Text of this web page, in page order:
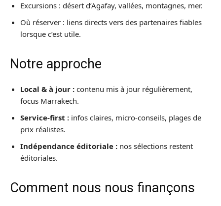
Conseils Pratiques
Bons Plans
Excursions : désert d’Agafay, vallées, montagnes, mer.
Où réserver : liens directs vers des partenaires fiables
lorsque c’est utile.
Notre approche
Local & à jour : contenu mis à jour régulièrement,
focus Marrakech.
Service-first : infos claires, micro-conseils, plages de
prix réalistes.
Indépendance éditoriale : nos sélections restent
éditoriales.
Comment nous nous finançons